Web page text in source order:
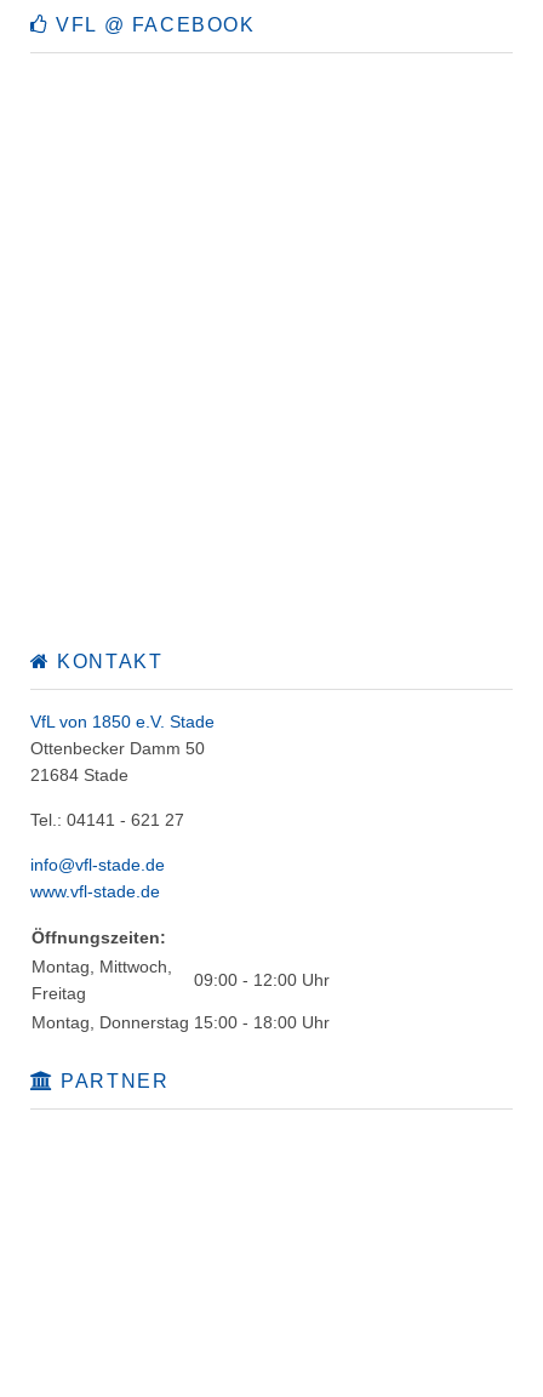
VFL @ FACEBOOK
KONTAKT
VfL von 1850 e.V. Stade
Ottenbecker Damm 50
21684 Stade
Tel.: 04141 - 621 27
info@vfl-stade.de
www.vfl-stade.de
Öffnungszeiten:
Montag, Mittwoch,
Freitag
09:00 - 12:00 Uhr
Montag, Donnerstag 15:00 - 18:00 Uhr
PARTNER